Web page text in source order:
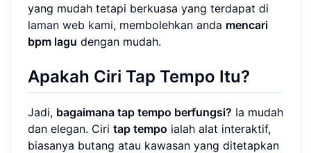
yang mudah tetapi berkuasa yang terdapat di
laman web kami, membolehkan anda mencari
bpm lagu dengan mudah.
Apakah Ciri Tap Tempo Itu?
Jadi, bagaimana tap tempo berfungsi? Ia mudah
dan elegan. Ciri tap tempo ialah alat interaktif,
biasanya butang atau kawasan yang ditetapkan